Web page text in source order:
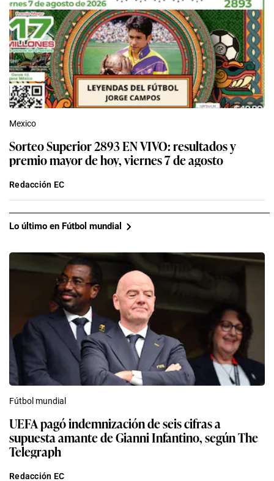
Mexico
Sorteo Superior 2893 EN VIVO: resultados y
premio mayor de hoy, viernes 7 de agosto
Redacción EC
Lo último en Fútbol mundial
Fútbol mundial
UEFA pagó indemnización de seis cifras a
supuesta amante de Gianni Infantino, según The
Telegraph
Redacción EC